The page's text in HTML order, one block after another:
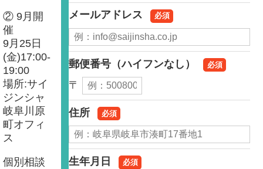
メールアドレス 必須
郵便番号（ハイフンなし） 必須
〒
住所 必須
生年月日 必須
② 9月開
催
9月25日
(金)17:00-
19:00
場所:サイ
ジンシャ
岐阜川原
町オフィ
ス
個別相談